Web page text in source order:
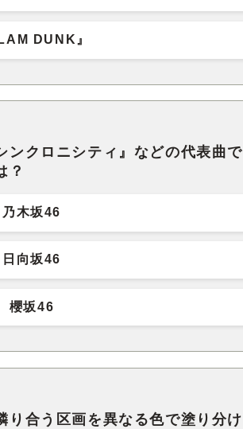
DUNK』
ンクロニシティ』などの代表曲で
？
乃木坂46
日向坂46
櫻坂46
り合う区画を異なる色で塗り分け